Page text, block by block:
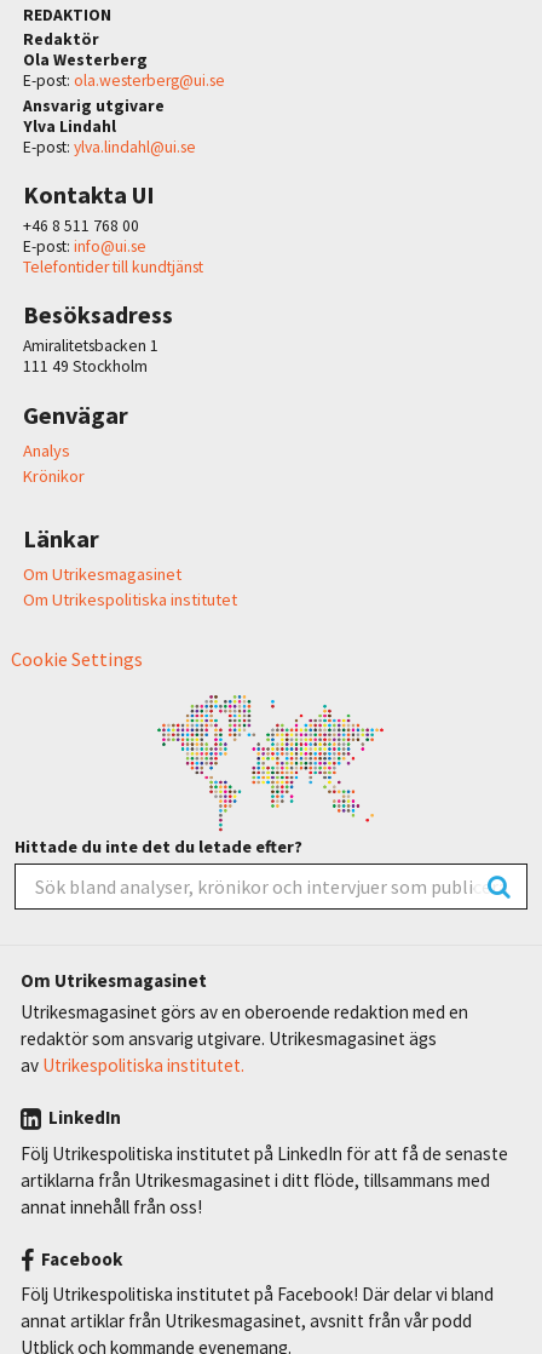
REDAKTION
Redaktör
Ola Westerberg
E-post: ola.westerberg@ui.se
Ansvarig utgivare
Ylva Lindahl
E-post: ylva.lindahl@ui.se
Kontakta UI
+46 8 511 768 00
E-post: info@ui.se
Telefontider till kundtjänst
Besöksadress
Amiralitetsbacken 1
111 49 Stockholm
Genvägar
Analys
Krönikor
Länkar
Om Utrikesmagasinet
Om Utrikespolitiska institutet
Cookie Settings
Hittade du inte det du letade efter?
Om Utrikesmagasinet
Utrikesmagasinet görs av en oberoende redaktion med en
redaktör som ansvarig utgivare. Utrikesmagasinet ägs
av Utrikespolitiska institutet.
LinkedIn
Följ Utrikespolitiska institutet på LinkedIn för att få de senaste
artiklarna från Utrikesmagasinet i ditt flöde, tillsammans med
annat innehåll från oss!
Facebook
Följ Utrikespolitiska institutet på Facebook! Där delar vi bland
annat artiklar från Utrikesmagasinet, avsnitt från vår podd
Utblick och kommande evenemang.